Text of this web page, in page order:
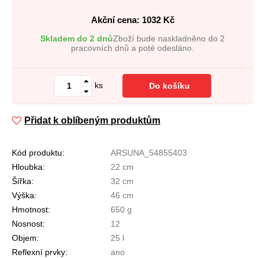
Akční cena: 1032Kč
Skladem do 2 dnůZboží bude naskladněno do 2
pracovních dnů a poté odesláno.
ks Do košíku
Přidat k oblíbeným produktům
Kód produktu:
ARSUNA_54855403
Hloubka:
22 cm
Šířka:
32 cm
Výška:
46 cm
Hmotnost:
650 g
Nosnost:
12
Objem:
25 l
Reflexní prvky:
ano